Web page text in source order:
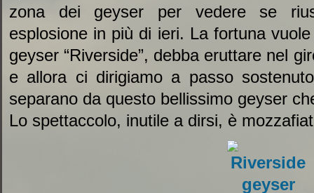
zona dei geyser per vedere se
esplosione in più di ieri. La fortuna
geyser “Riverside”, debba eruttare nel
e allora ci dirigiamo a passo
separano da questo bellissimo geyser
Lo spettaccolo, inutile a dirsi, è